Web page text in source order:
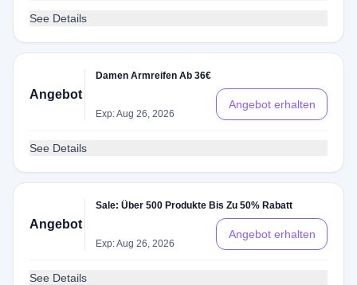
See Details
Angebot
Damen Armreifen Ab 36€
Exp: Aug 26, 2026
Angebot erhalten
See Details
Angebot
Sale: Über 500 Produkte Bis Zu 50% Rabatt
Exp: Aug 26, 2026
Angebot erhalten
See Details